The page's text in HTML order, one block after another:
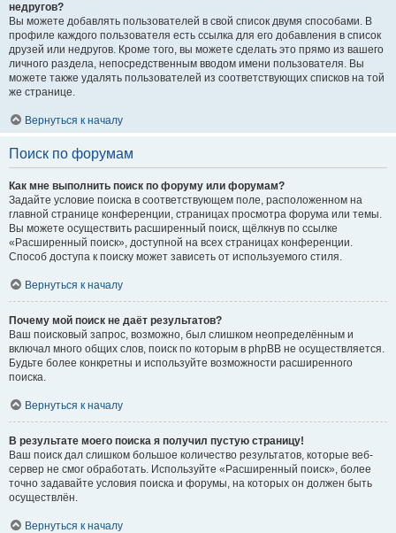
недругов?
Вы можете добавлять пользователей в свой список двумя способами. В
профиле каждого пользователя есть ссылка для его добавления в список
друзей или недругов. Кроме того, вы можете сделать это прямо из вашего
личного раздела, непосредственным вводом имени пользователя. Вы
можете также удалять пользователей из соответствующих списков на той
же странице.
Вернуться к началу
Поиск по форумам
Как мне выполнить поиск по форуму или форумам?
Задайте условие поиска в соответствующем поле, расположенном на
главной странице конференции, страницах просмотра форума или темы.
Вы можете осуществить расширенный поиск, щёлкнув по ссылке
«Расширенный поиск», доступной на всех страницах конференции.
Способ доступа к поиску может зависеть от используемого стиля.
Вернуться к началу
Почему мой поиск не даёт результатов?
Ваш поисковый запрос, возможно, был слишком неопределённым и
включал много общих слов, поиск по которым в phpBB не осуществляется.
Будьте более конкретны и используйте возможности расширенного
поиска.
Вернуться к началу
В результате моего поиска я получил пустую страницу!
Ваш поиск дал слишком большое количество результатов, которые веб-
сервер не смог обработать. Используйте «Расширенный поиск», более
точно задавайте условия поиска и форумы, на которых он должен быть
осуществлён.
Вернуться к началу